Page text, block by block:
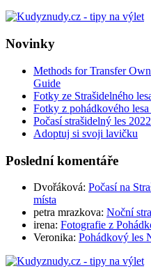
Novinky
Methods for Transfer
Guide
Fotky ze Strašidelného
Fotky z pohádkového
Počasí strašidelný les 2022
Adoptuj si svoji lavičku
Poslední komentáře
Dvořáková: Počasí na
místa
petra mrazkova: Noční
irena: Fotografie z
Veronika: Pohádkový les